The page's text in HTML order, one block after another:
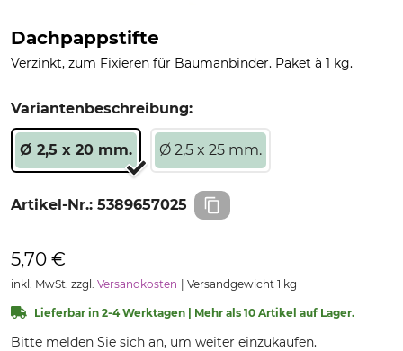
Dachpappstifte
Verzinkt, zum Fixieren für Baumanbinder. Paket à 1 kg.
Variantenbeschreibung:
Ø 2,5 x 20 mm. Ø 2,5 x 25 mm.
Artikel-Nr.: 5389657025
5,70 €
inkl. MwSt. zzgl. Versandkosten Versandgewicht 1 kg
Lieferbar in 2-4 Werktagen | Mehr als 10 Artikel auf Lager.
Bitte melden Sie sich an, um weiter einzukaufen.